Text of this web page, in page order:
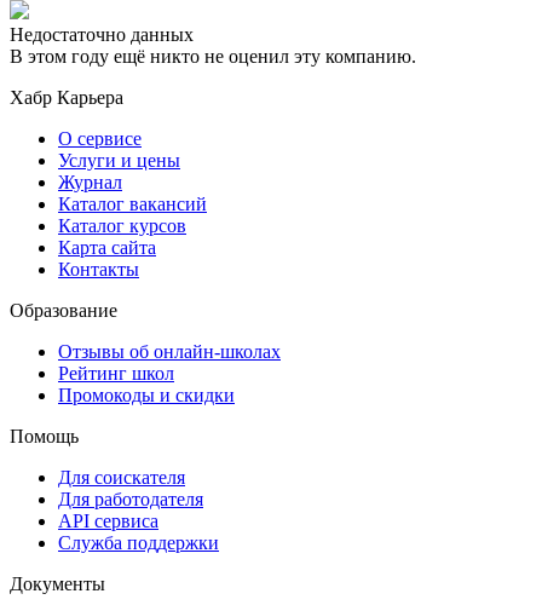
Недостаточно данных
В этом году ещё никто не оценил эту компанию.
Хабр Карьера
О сервисе
Услуги и цены
Журнал
Каталог вакансий
Каталог курсов
Карта сайта
Контакты
Образование
Отзывы об онлайн-школах
Рейтинг школ
Промокоды и скидки
Помощь
Для соискателя
Для работодателя
API сервиса
Служба поддержки
Документы